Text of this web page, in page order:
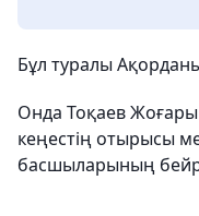
Бұл туралы
Онда Тоқаев
кеңестің отырысы
басшыларының